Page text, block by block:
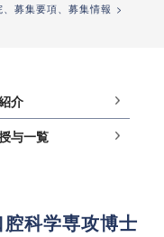
募集要項、募集情報
介
与一覧
科学専攻博士